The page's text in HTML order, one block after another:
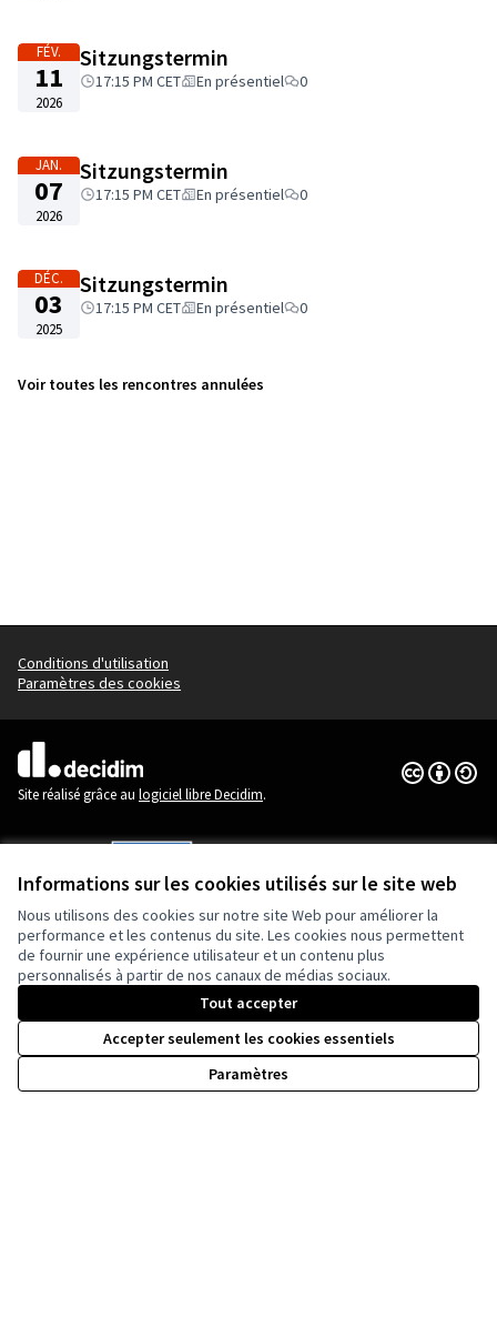
Informations sur les cookies utilisés sur le site web
Nous utilisons des cookies sur notre site Web pour améliorer la
performance et les contenus du site. Les cookies nous permettent
de fournir une expérience utilisateur et un contenu plus
personnalisés à partir de nos canaux de médias sociaux.
Tout accepter
Accepter seulement les cookies essentiels
Paramètres
FÉV.
11
2026
Sitzungstermin
17:15 PM CET En présentiel 0
JAN.
07
2026
Sitzungstermin
17:15 PM CET En présentiel 0
DÉC.
03
2025
Sitzungstermin
17:15 PM CET En présentiel 0
Voir toutes les rencontres annulées
Conditions d'utilisation
Paramètres des cookies
(Lien externe)
Site réalisé grâce au logiciel libre Decidim.
Licence
(Lien
Cofinancé par l'Union européenne. Les points
de vue et opinions exprimés sont cependant
ceux de l'auteur(s) uniquement et ne reflètent
pas nécessairement ceux de l'Union
européenne. L'Union européenne ne peut être
tenue responsable de ceux-ci.